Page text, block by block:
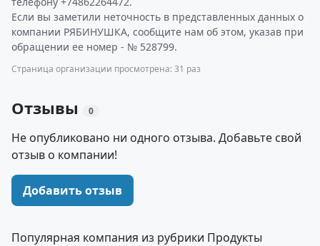
Если вы заметили неточность в представленных данных о
компании РЯБИНУШКА, сообщите нам об этом, указав при
обращении ее номер - № 528799.
Страница организации просмотрена: 31 раз
Отзывы 0
Не опубликовано ни одного отзыва. Добавьте свой
отзыв о компании!
Добавить отзыв
Популярная компания из рубрики Продукты